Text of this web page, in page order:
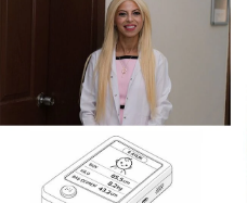
Eğitim
Ekonomi
Güncel
İskilip Haberleri